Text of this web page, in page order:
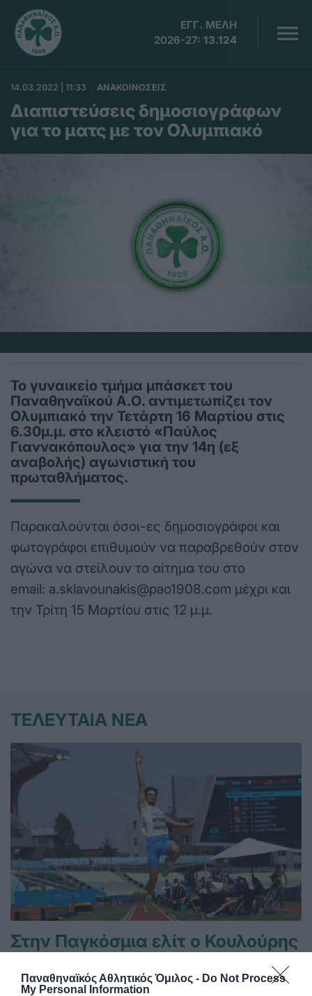
Παναθηναϊκός Αθλητικός Όμιλος - Do Not Process
My Personal Information
ΕΓΓ. ΜΕΛΗ
2026-27: 13.124
14.03.2022 | 11:33 ΑΝΑΚΟΙΝΩΣΕΙΣ
Διαπιστεύσεις δημοσιογράφων
για το ματς με τον Ολυμπιακό
Το γυναικείο τμήμα μπάσκετ του
Παναθηναϊκού Α.Ο. αντιμετωπίζει τον
Ολυμπιακό την Τετάρτη 16 Μαρτίου στις
6.30μ.μ. στο κλειστό «Παύλος
Γιαννακόπουλος» για την 14η (εξ
αναβολής) αγωνιστική του
πρωταθλήματος.
Παρακαλούνται όσοι-ες δημοσιογράφοι και
φωτογράφοι επιθυμούν να παραβρεθούν στον
αγώνα να στείλουν το αίτημα του στο
email: a.sklavounakis@pao1908.com μέχρι και
την Τρίτη 15 Μαρτίου στις 12 μ.μ.
ΤΕΛΕΥΤΑΙΑ ΝΕΑ
Στην Παγκόσμια ελίτ ο Κουλούρης
στο Παγκόσμιο πρωτάθλημα Κ20 στο Όρεγκον
καταλαμβάνοντας την ένατη θέση.